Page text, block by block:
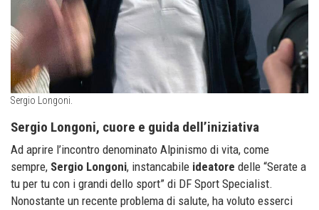
Sergio Longoni.
Sergio Longoni, cuore e guida dell’iniziativa
Ad aprire l’incontro denominato Alpinismo di vita, come
sempre, Sergio Longoni, instancabile ideatore delle “Serate a
tu per tu con i grandi dello sport” di DF Sport Specialist.
Nonostante un recente problema di salute, ha voluto esserci